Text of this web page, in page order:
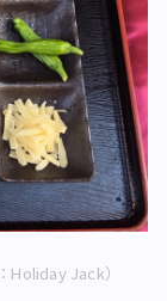
Holiday Jack）